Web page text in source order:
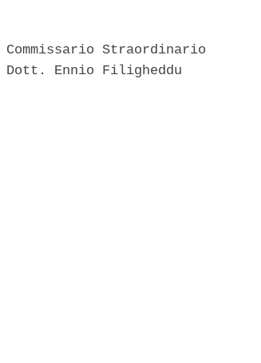
Straordinario
Ennio Filigheddu